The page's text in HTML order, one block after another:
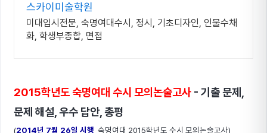
스카이미술학원
미대입시전문, 숙명여대수시, 정시, 기초디자인, 인물수채
화, 학생부종합, 면접
2015학년도 숙명여대 수시 모의논술고사 - 기출 문제,
문제 해설, 우수 답안, 총평
(2014년 7월 26일 시행 , 숙명여대 2015학년도 수시 모의논술고사)